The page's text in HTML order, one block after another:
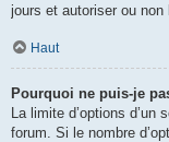
jours et autoriser ou
Haut
Pourquoi ne puis-je
La limite d’options d’un
forum. Si le nombre